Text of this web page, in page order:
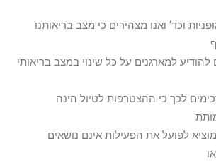
וכד‘ ואנו מצהירים כי מצב בריאותנו
להודיע למארגנים על כל שינוי במצב בריאותי
לכך כי ההצטרפות לטיול הינה
לפועל את הפעילות אינם נושאים